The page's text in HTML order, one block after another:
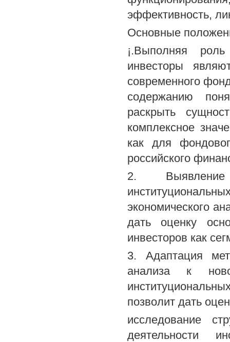
эффективность,
Основные
¡.Выполняя роль
инвесторы
современного
содержанию
раскрыть
комплексное
как для
российского
2. Выявление
экономического
дать оценку
инвесторов как
3. Адаптация
анализа к
позволит дать
исследование
деятельности